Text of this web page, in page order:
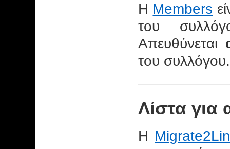
H Members
του
Απευθύνεται
του συλλόγου.
Λίστα για
Η